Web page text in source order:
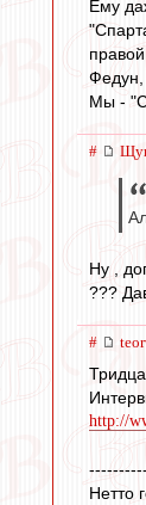
Ему
Федун,
Мы -
#
Ну ,
???
#
http://
Нетто